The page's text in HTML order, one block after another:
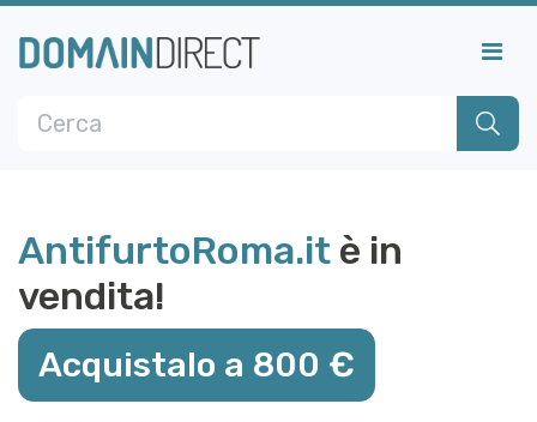
AntifurtoRoma.it è in
vendita!
Acquistalo a 800 €